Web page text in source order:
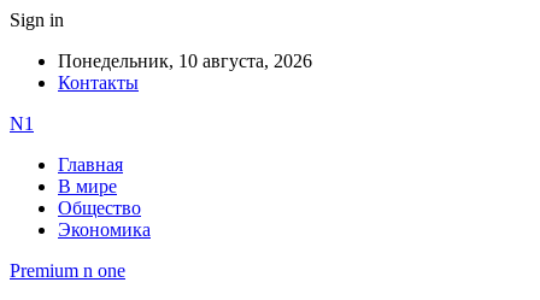
Sign in
Понедельник, 10 августа, 2026
Контакты
N1
Главная
В мире
Общество
Экономика
Premium n one